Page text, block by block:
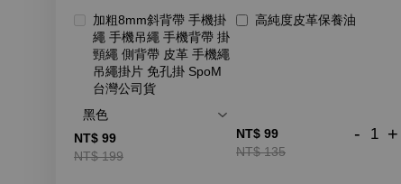
加粗8mm斜背帶 手機掛
繩 手機吊繩 手機背帶 掛
頸繩 側背帶 皮革 手機繩
吊繩掛片 免孔掛 SpoM
台灣公司貨
NT$ 99
NT$ 199
高純度皮革保養油
NT$ 99
NT$ 135
- +